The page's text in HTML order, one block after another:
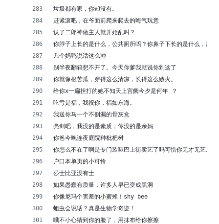
垃圾都有家，你却没有。
赶紧滚吧，在爷面前爬来爬去的晦气玩意
认了二郎神做主人就开始乱叫？
你脖子上长的是什么，公共厕所吗？你鼻子下长的是什么，屎
几个妈鸭说话这么冲
别半夜翻箱想不开了。今天你爹我就说你到这了
你就像根苦瓜，穿得这么清凉，长得这么败火。
给你x一扁担打的她不知天上宫阙今夕是何年 ？
吃亏是福，我祝你，福如东海。
我送你马一个不侧漏的骨灰盒
亮剑吧，我没的是素质，你没的是亲妈
你爸今晚连夜庭院种枇杷树
你怎么不在了啊是专门装哑巴上街卖艺了吗可惜你无才无艺二
户口本单页的小可怜
莎士比亚没有士
如果愚蠢有质量，许多人早已变成黑洞
你像尼玛个害羞的小蜜蜂！shy bee
蛆虫会说话？真是生物学奇迹！
哦不小心猜到你的脸了，用抹布给你擦擦